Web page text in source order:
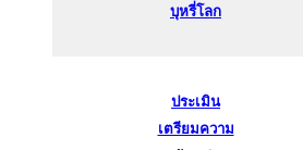
บุหรี่โลก
ประเมิน
เตรียมความ